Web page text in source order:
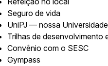
Seguro de vida
UniPJ — nossa
Trilhas de desenvolvimento
Convênio com o SESC
Gympass